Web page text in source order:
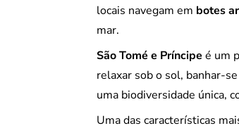
locais navegam em botes
mar.
São Tomé e Príncipe é um
relaxar sob o sol, banhar-
uma biodiversidade única,
Uma das características